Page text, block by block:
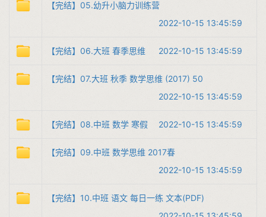
【完结】05.幼升小脑力训练营
2022-10-15 13:45:59
【完结】06.大班 春季思维 2022-10-15 13:45:59
【完结】07.大班 秋季 数学思维 (2017) 50
2022-10-15 13:45:59
【完结】08.中班 数学 寒假 2022-10-15 13:45:59
【完结】09.中班 数学思维 2017春
2022-10-15 13:45:59
【完结】10.中班 语文 每日一练 文本(PDF)